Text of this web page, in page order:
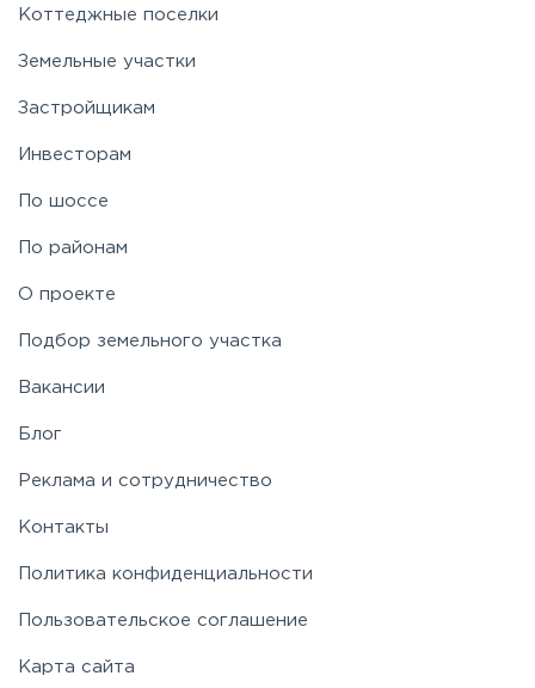
Пулковское
Рябовское
Коттеджные поселки
Земельные участки
Застройщикам
Инвесторам
По шоссе
По районам
О проекте
Подбор земельного участка
Вакансии
Блог
Реклама и сотрудничество
Контакты
Политика конфиденциальности
Пользовательское соглашение
Карта сайта